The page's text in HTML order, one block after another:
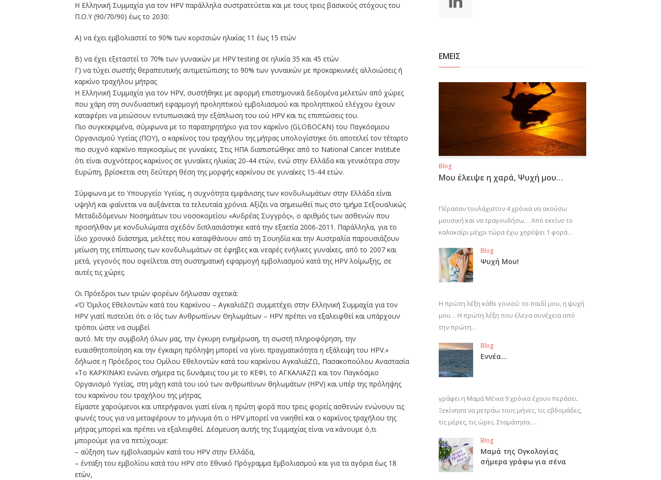
Η Ελληνική Συμμαχία για τον HPV παράλληλα συστρατεύεται και με τους τρεις βασικούς στόχους του
Π.Ο.Υ (90/70/90) έως το 2030:
Α) να έχει εμβολιαστεί το 90% των κοριτσιών ηλικίας 11 έως 15 ετών
Β) να έχει εξεταστεί το 70% των γυναικών με HPV testing σε ηλικία 35 και 45 ετών
Γ) να τύχει σωστής θεραπευτικής αντιμετώπισης το 90% των γυναικών με προκαρκινικές αλλοιώσεις ή
καρκίνο τραχήλου μήτρας
Η Ελληνική Συμμαχία για τον HPV, συστήθηκε με αφορμή επιστημονικά δεδομένα μελετών από χώρες
που χάρη στη συνδυαστική εφαρμογή προληπτικού εμβολιασμού και προληπτικού ελέγχου έχουν
καταφέρει να μειώσουν εντυπωσιακά την εξάπλωση του ιού HPV και τις επιπτώσεις του.
Πιο συγκεκριμένα, σύμφωνα με το παρατηρητήριο για τον καρκίνο (GLOBOCAN) του Παγκόσμιου
Οργανισμού Υγείας (ΠΟΥ), ο καρκίνος του τραχήλου της μήτρας υπολογίστηκε ότι αποτελεί τον τέταρτο
πιο συχνό καρκίνο παγκοσμίως σε γυναίκες. Στις ΗΠΑ διαπιστώθηκε από το National Cancer Institute
ότι είναι συχνότερος καρκίνος σε γυναίκες ηλικίας 20-44 ετών, ενώ στην Ελλάδα και γενικότερα στην
Ευρώπη, βρίσκεται στη δεύτερη θέση της μορφής καρκίνου σε γυναίκες 15-44 ετών.
Σύμφωνα με το Υπουργείο Υγείας, η συχνότητα εμφάνισης των κονδυλωμάτων στην Ελλάδα είναι
υψηλή και φαίνεται να αυξάνεται τα τελευταία χρόνια. Αξίζει να σημειωθεί πως στο τμήμα Σεξουαλικώς
Μεταδιδόμενων Νοσημάτων του νοσοκομείου «Ανδρέας Συγγρός», ο αριθμός των ασθενών που
προσήλθαν με κονδυλώματα σχεδόν διπλασιάστηκε κατά την εξαετία 2006-2011. Παράλληλα, για το
ίδιο χρονικό διάστημα, μελέτες που καταφθάνουν από τη Σουηδία και την Αυστραλία παρουσιάζουν
μείωση της επίπτωσης των κονδυλωμάτων σε έφηβες και νεαρές ενήλικες γυναίκες, από το 2007 και
μετά, γεγονός που οφείλεται στη συστηματική εφαρμογή εμβολιασμού κατά της HPV λοίμωξης, σε
αυτές τις χώρες.
Οι Πρόεδροι των τριών φορέων δήλωσαν σχετικά:
«’Ο Όμιλος Εθελοντών κατά του Καρκίνου – ΑγκαλιάΖΩ συμμετέχει στην Ελληνική Συμμαχία για τον
HPV γιατί πιστεύει ότι ο Ιός των Ανθρωπίνων Θηλωμάτων – HPV πρέπει να εξαλειφθεί και υπάρχουν
τρόποι ώστε να συμβεί
αυτό. Με την συμβολή όλων μας, την έγκυρη ενημέρωση, τη σωστή πληροφόρηση, την
ευαισθητοποίηση και την έγκαιρη πρόληψη μπορεί να γίνει πραγματικότητα η εξάλειψη του HPV.»
δήλωσε η Πρόεδρος του Ομίλου Εθελοντών κατά του καρκίνου ΑγκαλιάΖΩ, Πασακοπούλου Αναστασία
«Το ΚΑΡΚΙΝΑΚΙ ενώνει σήμερα τις δυνάμεις του με το ΚΕΦΙ, το ΑΓΚΑΛΙΑΖΩ και τον Παγκόσμιο
Οργανισμό Υγείας, στη μάχη κατά του ιού των ανθρωπίνων θηλωμάτων (HPV) και υπέρ της πρόληψης
του καρκίνου του τραχήλου της μήτρας.
Είμαστε χαρούμενοι και υπερήφανοι γιατί είναι η πρώτη φορά που τρεις φορείς ασθενών ενώνουν τις
φωνές τους για να μεταφέρουν το μήνυμα ότι ο HPV μπορεί να νικηθεί και ο καρκίνος τραχήλου της
μήτρας μπορεί και πρέπει να εξαλειφθεί. Δέσμευση αυτής της Συμμαχίας είναι να κάνουμε ό,τι
μπορούμε για να πετύχουμε:
– αύξηση των εμβολιασμών κατά του HPV στην Ελλάδα,
– ένταξη του εμβολίου κατά του HPV στο Εθνικό Πρόγραμμα Εμβολιασμού και για τα αγόρια έως 18
ετών,
ΕΜΕΙΣ
Blog
Μου έλειψε η χαρά, Ψυχή μου…
Πέρασαν τουλάχιστον 4 χρόνια να ακούσω
μουσική και να τραγουδήσω… Από εκείνο το
καλοκαίρι μέχρι τώρα έχω χορέψει 1 φορά…
Blog
Ψυχή Μου!
Η πρώτη λέξη κάθε γονιού: το παιδί μου, η ψυχή
μου… Η πρώτη λέξη που έλεγα συνέχεια από
την πρώτη…
Blog
Εννέα…
γράφει η Μαμά Μένια 9 χρόνια έχουν περάσει.
Ξεκίνησα να μετράω τους μήνες, τις εβδομάδες,
τις μέρες, τις ώρες. Σταμάτησα.…
Blog
Μαμά της Ογκολογίας
σήμερα γράφω για σένα